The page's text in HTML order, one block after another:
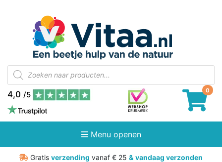
Producten
zoeken
4,0 /5
Menu openen
Gratis verzending vanaf € 25 & vandaag verzonden